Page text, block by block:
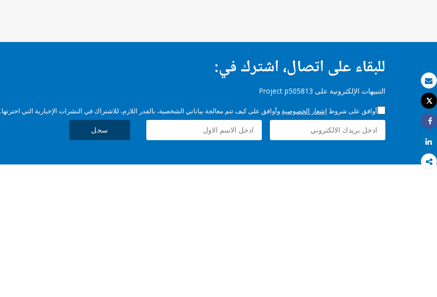
بريد الكتروني
طباعة
Tweet
Share
Share
للبقاء على اتصال، اشترك في:
التنبيهات الإلكترونية على Project p505813
أوافق على شروط إشعار الخصوصية وأوافق على كيف تتم معالجة بياناتي الشخصية، بالقدر اللازم، للاشتراك في النشرات الإخبارية التي اخترتها.
سجل